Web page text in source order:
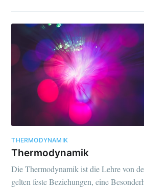
THERMODYNAMIK
Thermodynamik
Die Thermodynamik ist die Lehre von
gelten feste Beziehungen, eine